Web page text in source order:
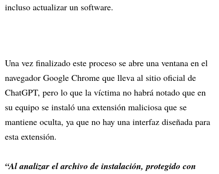
incluso actualizar un software.
Una vez finalizado este proceso se abre una ventana en el
navegador Google Chrome que lleva al sitio oficial de
ChatGPT, pero lo que la víctima no habrá notado que en
su equipo se instaló una extensión maliciosa que se
mantiene oculta, ya que no hay una interfaz diseñada para
esta extensión.
“Al analizar el archivo de instalación, protegido con